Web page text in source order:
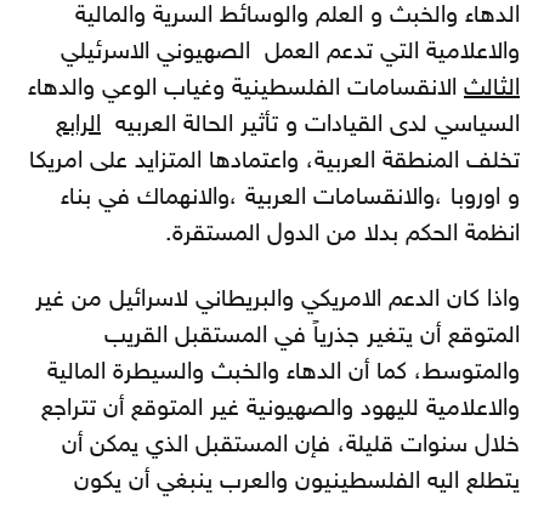
الدهاء والخبث و العلم والوسائط السرية والمالية
والاعلامية التي تدعم العمل الصهيوني الاسرئيلي
الثالث الانقسامات الفلسطينية وغياب الوعي والدهاء
السياسي لدى القيادات و تأثير الحالة العربيه الرابع
تخلف المنطقة العربية، واعتمادها المتزايد على امريكا
و اوروبا ،والانقسامات العربية ،والانهماك في بناء
انظمة الحكم بدلا من الدول المستقرة.
واذا كان الدعم الامريكي والبريطاني لاسرائيل من غير
المتوقع أن يتغير جذرياً في المستقبل القريب
والمتوسط، كما أن الدهاء والخبث والسيطرة المالية
والاعلامية لليهود والصهيونية غير المتوقع أن تتراجع
خلال سنوات قليلة، فإن المستقبل الذي يمكن أن
يتطلع اليه الفلسطينيون والعرب ينبغي أن يكون